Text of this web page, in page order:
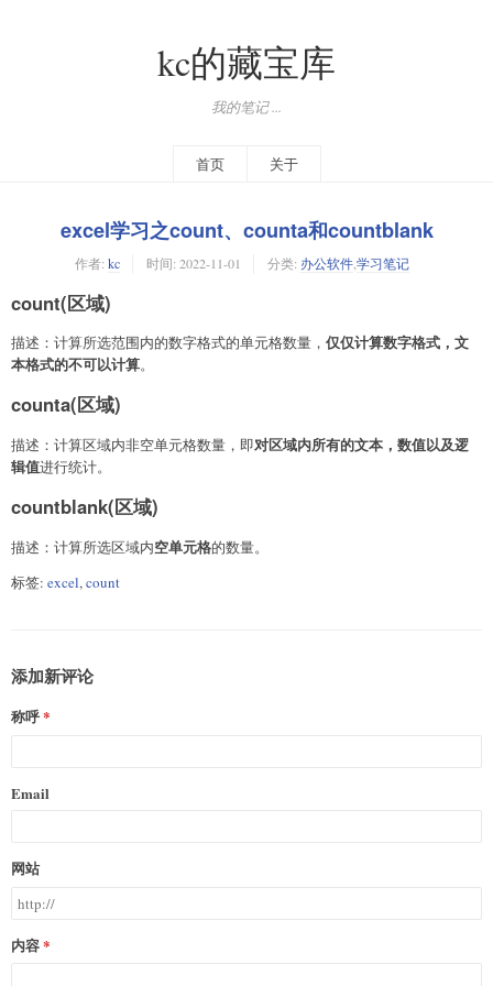
kc的藏宝库
我的笔记 ...
首页 关于
excel学习之count、counta和countblank
作者: kc 时间: 2022-11-01 分类: 办公软件学习笔记
count(区域)
描述：计算所选范围内的数字格式的单元格数量， 仅仅计算数字格式，文
本格式的不可以计算。
counta(区域)
描述：计算区域内非空单元格数量，即对区域内所有的文本，数值以及逻
辑值进行统计。
countblank(区域)
描述：计算所选区域内空单元格的数量。
标签: excel,count
添加新评论
称呼
Email
网站
内容